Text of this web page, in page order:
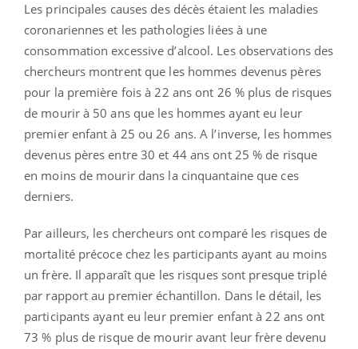
Les principales causes des décès étaient les maladies
coronariennes et les pathologies liées à une
consommation excessive d’alcool. Les observations des
chercheurs montrent que les hommes devenus pères
pour la première fois à 22 ans ont 26 % plus de risques
de mourir à 50 ans que les hommes ayant eu leur
premier enfant à 25 ou 26 ans. A l’inverse, les hommes
devenus pères entre 30 et 44 ans ont 25 % de risque
en moins de mourir dans la cinquantaine que ces
derniers.
Par ailleurs, les chercheurs ont comparé les risques de
mortalité précoce chez les participants ayant au moins
un frère. Il apparaît que les risques sont presque triplé
par rapport au premier échantillon. Dans le détail, les
participants ayant eu leur premier enfant à 22 ans ont
73 % plus de risque de mourir avant leur frère devenu